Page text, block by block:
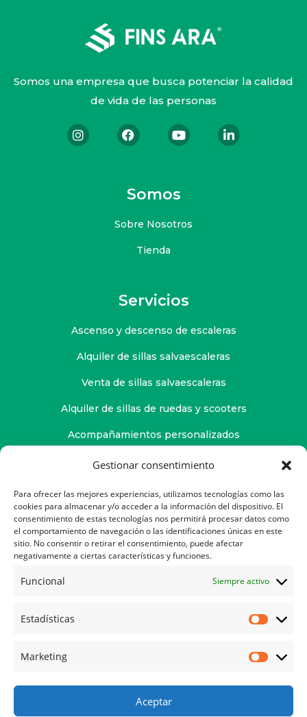
Gestionar consentimiento
Para ofrecer las mejores experiencias, utilizamos tecnologías como las
cookies para almacenar y/o acceder a la información del dispositivo. El
consentimiento de estas tecnologías nos permitirá procesar datos como
el comportamiento de navegación o las identificaciones únicas en este
sitio. No consentir o retirar el consentimiento, puede afectar
negativamente a ciertas características y funciones.
Funcional Siempre activo
Estadísticas
Marketing
Aceptar
Somos una empresa que busca potenciar la calidad
de vida de las personas
Somos
Sobre Nosotros
Tienda
Servicios
Ascenso y descenso de escaleras
Alquiler de sillas salvaescaleras
Venta de sillas salvaescaleras
Alquiler de sillas de ruedas y scooters
Acompañamientos personalizados
Servicio de fisioterapia
Atención psicológica
Contacto
Aviso Legal